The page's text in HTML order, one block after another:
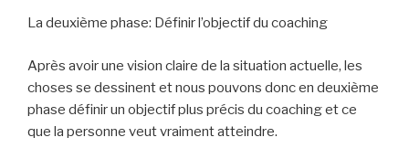
La deuxième phase: Définir l’objectif du coaching
Après avoir une vision claire de la situation actuelle, les
choses se dessinent et nous pouvons donc en deuxième
phase définir un objectif plus précis du coaching et ce
que la personne veut vraiment atteindre.